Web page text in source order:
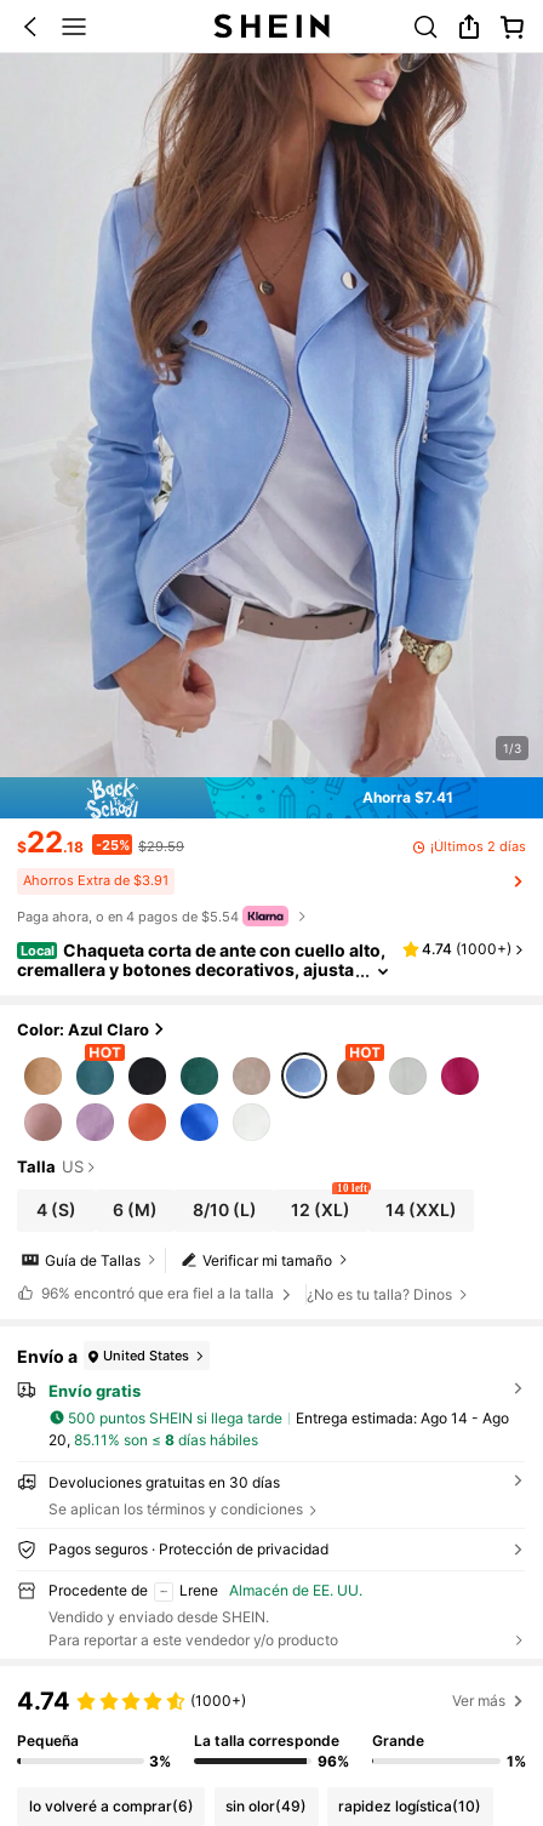
1/3
Ahorra $7.41
$22.18 -25% $29.59 ¡Últimos 2 días
Ahorros Extra de $3.91
Paga ahora, o en 4 pagos de $5.54
Local Chaqueta corta de ante con cuello alto,
cremallera y botones decorativos, ajusta
4.74 (1000+)
Color: Azul Claro
Talla US
4 (S) 6 (M) 8/10(L) 12 (XL)
10 left
14 (XXL)
Verificar mi tamaño
Guía de Tallas
96% encontró que era fiel a la talla ¿No es tu talla? Dinos
Envío a United States
Envío gratis
500 puntos SHEIN si llega tarde Entrega estimada: Ago 14 - Ago
20, 85.11% son ≤ 8días hábiles
Devoluciones gratuitas en 30 días
Se aplican los términos y condiciones
Pagos seguros · Protección de privacidad
Procedente de Lrene
Almacén de EE. UU.
Vendido y enviado desde SHEIN.
Para reportar a este vendedor y/o producto
4.74 (1000+) Ver más
Pequeña
3%
La talla corresponde
96%
Grande
1%
lo volveré a comprar(6) sin olor(49) rapidez logística(10)